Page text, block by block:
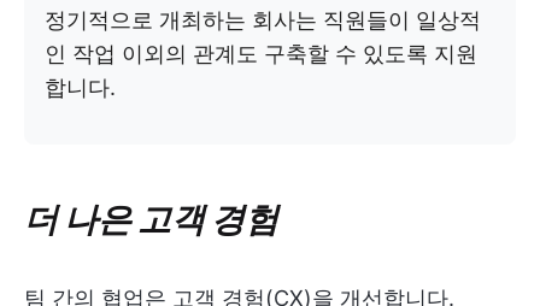
정기적으로 개최하는 회사는 직원들이 일상적
인 작업 이외의 관계도 구축할 수 있도록 지원
합니다.
더 나은 고객 경험
팀 간의 협업은 고객 경험(CX)을 개선합니다.